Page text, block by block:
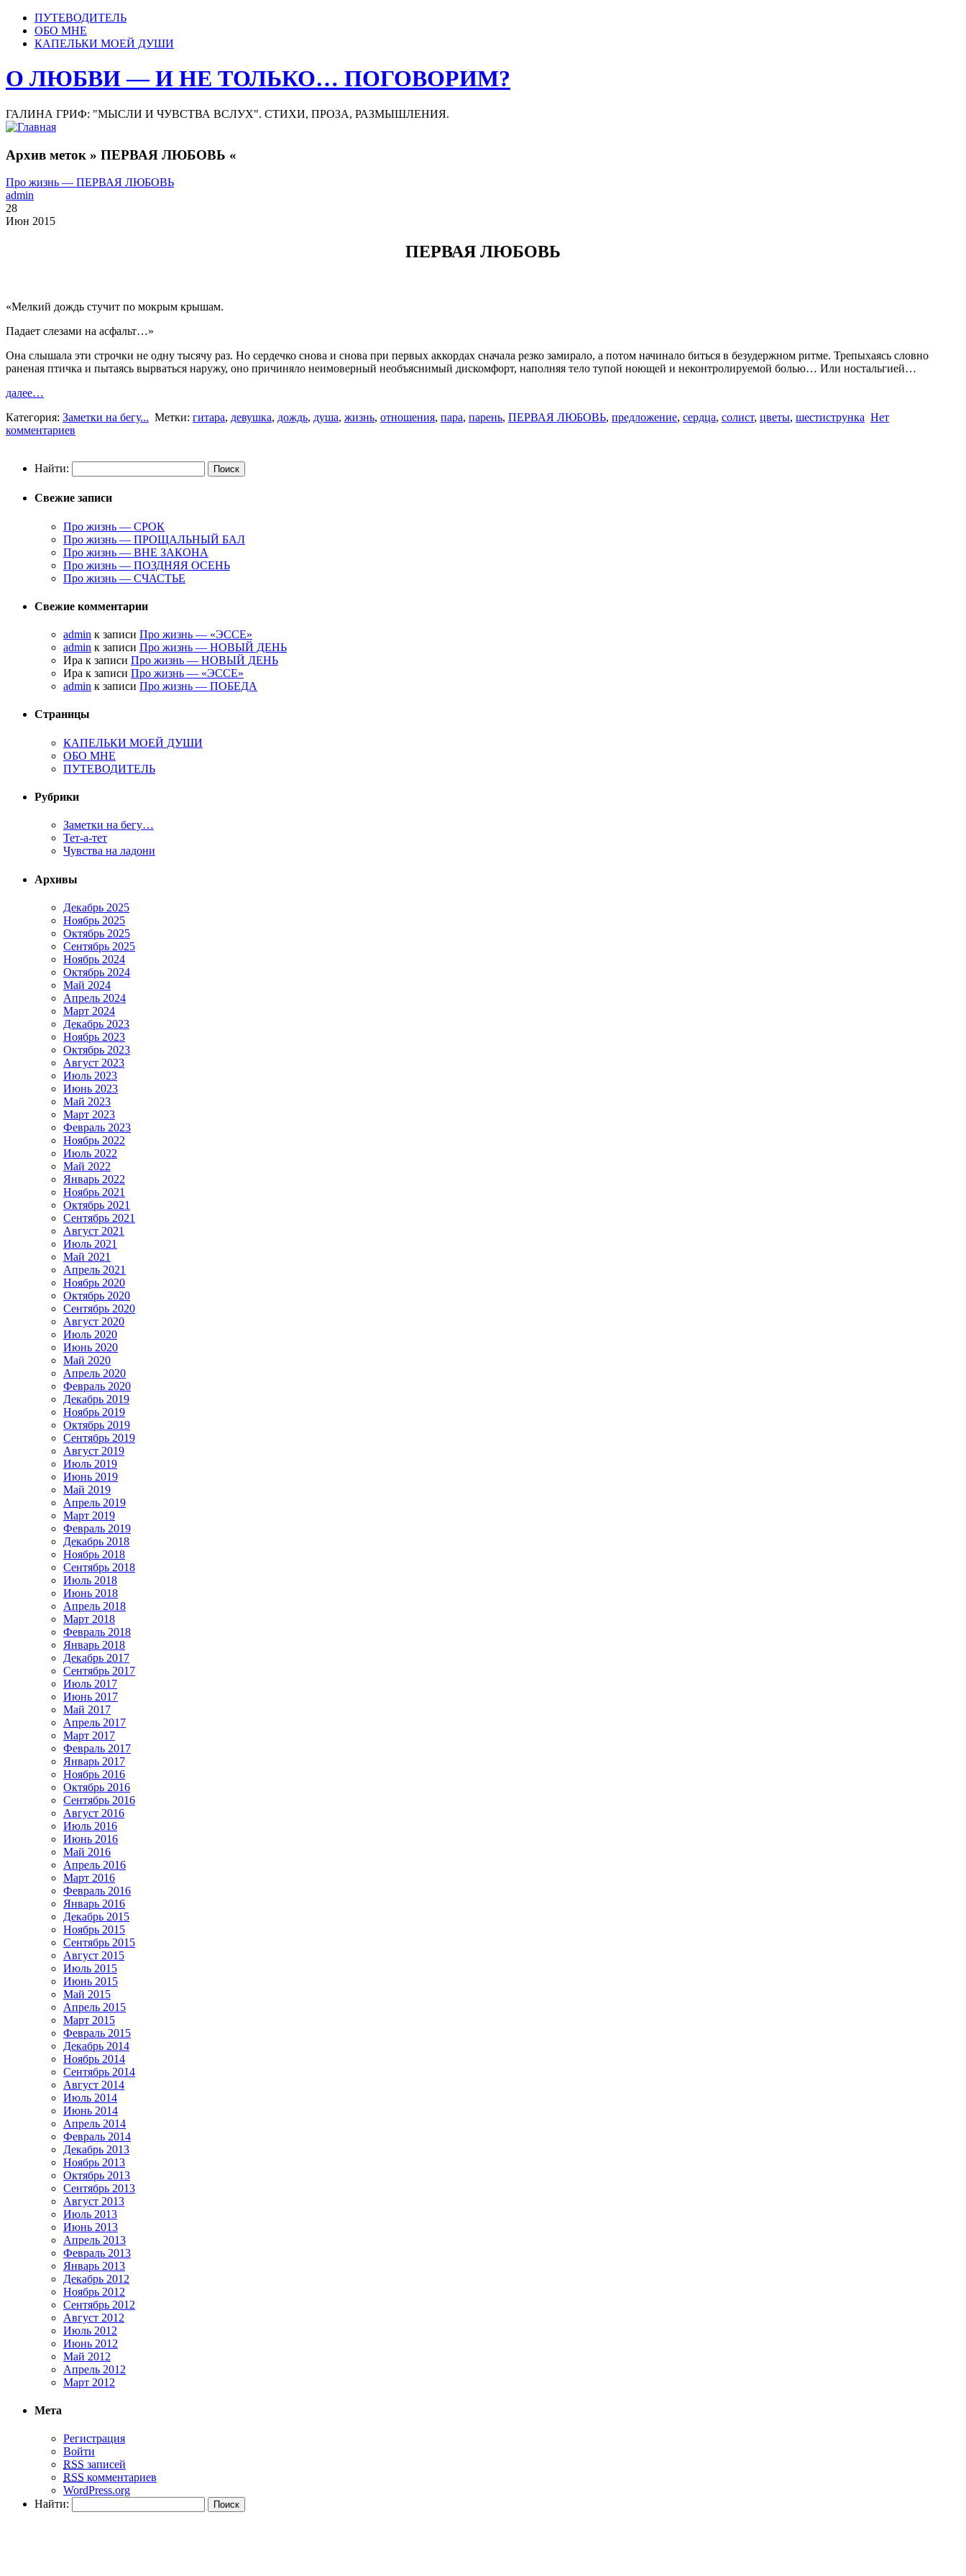
ПУТЕВОДИТЕЛЬ
ОБО МНЕ
КАПЕЛЬКИ МОЕЙ ДУШИ
О ЛЮБВИ — И НЕ ТОЛЬКО… ПОГОВОРИМ?
ГАЛИНА ГРИФ: "МЫСЛИ И ЧУВСТВА ВСЛУХ". СТИХИ, ПРОЗА, РАЗМЫШЛЕНИЯ.
Архив меток » ПЕРВАЯ ЛЮБОВЬ «
Про жизнь — ПЕРВАЯ ЛЮБОВЬ
admin
28
Июн 2015
ПЕРВАЯ ЛЮБОВЬ
«Мелкий дождь стучит по мокрым крышам.
Падает слезами на асфальт…»
Она слышала эти строчки не одну тысячу раз. Но сердечко снова и снова при первых аккордах сначала резко замирало, а потом начинало биться в безудержном ритме. Трепыхаясь словно
раненая птичка и пытаясь вырваться наружу, оно причиняло неимоверный необъяснимый дискомфорт, наполняя тело тупой ноющей и неконтролируемой болью… Или ностальгией…
далее…
Категория: Заметки на бегу... Метки: гитара, девушка, дождь, душа, жизнь, отношения, пара, парень, ПЕРВАЯ ЛЮБОВЬ, предложение, сердца, солист, цветы, шестиструнка Нет
комментариев
Найти:
Свежие записи
Про жизнь — СРОК
Про жизнь — ПРОЩАЛЬНЫЙ БАЛ
Про жизнь — ВНЕ ЗАКОНА
Про жизнь — ПОЗДНЯЯ ОСЕНЬ
Про жизнь — СЧАСТЬЕ
Свежие комментарии
admin к записи Про жизнь — «ЭССЕ»
admin к записи Про жизнь — НОВЫЙ ДЕНЬ
Ира к записи Про жизнь — НОВЫЙ ДЕНЬ
Ира к записи Про жизнь — «ЭССЕ»
admin к записи Про жизнь — ПОБЕДА
Страницы
КАПЕЛЬКИ МОЕЙ ДУШИ
ОБО МНЕ
ПУТЕВОДИТЕЛЬ
Рубрики
Заметки на бегу…
Тет-а-тет
Чувства на ладони
Архивы
Декабрь 2025
Ноябрь 2025
Октябрь 2025
Сентябрь 2025
Ноябрь 2024
Октябрь 2024
Май 2024
Апрель 2024
Март 2024
Декабрь 2023
Ноябрь 2023
Октябрь 2023
Август 2023
Июль 2023
Июнь 2023
Май 2023
Март 2023
Февраль 2023
Ноябрь 2022
Июль 2022
Май 2022
Январь 2022
Ноябрь 2021
Октябрь 2021
Сентябрь 2021
Август 2021
Июль 2021
Май 2021
Апрель 2021
Ноябрь 2020
Октябрь 2020
Сентябрь 2020
Август 2020
Июль 2020
Июнь 2020
Май 2020
Апрель 2020
Февраль 2020
Декабрь 2019
Ноябрь 2019
Октябрь 2019
Сентябрь 2019
Август 2019
Июль 2019
Июнь 2019
Май 2019
Апрель 2019
Март 2019
Февраль 2019
Декабрь 2018
Ноябрь 2018
Сентябрь 2018
Июль 2018
Июнь 2018
Апрель 2018
Март 2018
Февраль 2018
Январь 2018
Декабрь 2017
Сентябрь 2017
Июль 2017
Июнь 2017
Май 2017
Апрель 2017
Март 2017
Февраль 2017
Январь 2017
Ноябрь 2016
Октябрь 2016
Сентябрь 2016
Август 2016
Июль 2016
Июнь 2016
Май 2016
Апрель 2016
Март 2016
Февраль 2016
Январь 2016
Декабрь 2015
Ноябрь 2015
Сентябрь 2015
Август 2015
Июль 2015
Июнь 2015
Май 2015
Апрель 2015
Март 2015
Февраль 2015
Декабрь 2014
Ноябрь 2014
Сентябрь 2014
Август 2014
Июль 2014
Июнь 2014
Апрель 2014
Февраль 2014
Декабрь 2013
Ноябрь 2013
Октябрь 2013
Сентябрь 2013
Август 2013
Июль 2013
Июнь 2013
Апрель 2013
Февраль 2013
Январь 2013
Декабрь 2012
Ноябрь 2012
Сентябрь 2012
Август 2012
Июль 2012
Июнь 2012
Май 2012
Апрель 2012
Март 2012
Мета
Регистрация
Войти
RSS записей
RSS комментариев
WordPress.org
Найти: